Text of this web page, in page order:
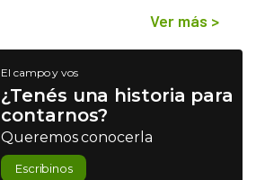
Ver más >
El campo y vos
¿Tenés una historia para
contarnos?
Queremos conocerla
Escribinos